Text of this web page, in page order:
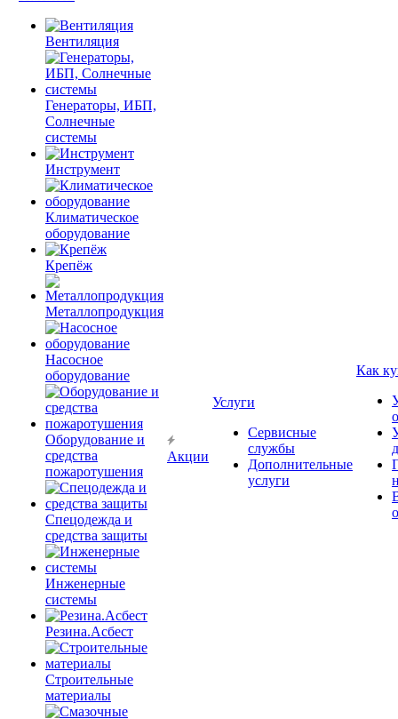
Вентиляция
Генераторы, ИБП,
Солнечные
системы
Инструмент
Климатическое
оборудование
Крепёж
Металлопродукция
Насосное
оборудование
Оборудование и
средства
пожаротушения
Спецодежда и
средства защиты
Инженерные
системы
Резина.Асбест
Строительные
материалы
Акции
Услуги
Сервисные
службы
Дополнительные
услуги
Как